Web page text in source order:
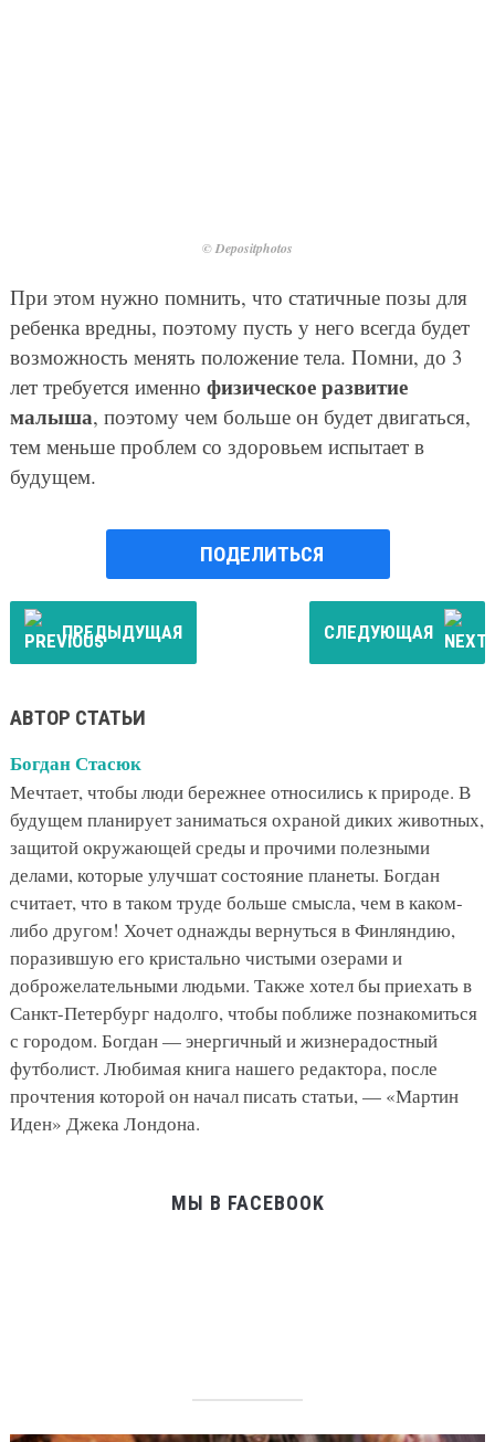
© Depositphotos
При этом нужно помнить, что статичные позы для
ребенка вредны, поэтому пусть у него всегда будет
возможность менять положение тела. Помни, до 3
лет требуется именно физическое развитие
малыша, поэтому чем больше он будет двигаться,
тем меньше проблем со здоровьем испытает в
будущем.
ПОДЕЛИТЬСЯ
ПРЕДЫДУЩАЯ СЛЕДУЮЩАЯ
АВТОР СТАТЬИ
Богдан Стасюк
Мечтает, чтобы люди бережнее относились к природе. В
будущем планирует заниматься охраной диких животных,
защитой окружающей среды и прочими полезными
делами, которые улучшат состояние планеты. Богдан
считает, что в таком труде больше смысла, чем в каком-
либо другом! Хочет однажды вернуться в Финляндию,
поразившую его кристально чистыми озерами и
доброжелательными людьми. Также хотел бы приехать в
Санкт-Петербург надолго, чтобы поближе познакомиться
с городом. Богдан — энергичный и жизнерадостный
футболист. Любимая книга нашего редактора, после
прочтения которой он начал писать статьи, — «Мартин
Иден» Джека Лондона.
МЫ В FACEBOOK